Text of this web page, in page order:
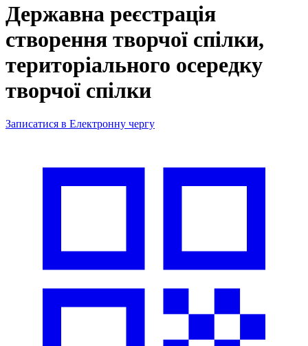
Державна реєстрація
створення творчої спілки,
територіального осередку
творчої спілки
Записатися в Електронну чергу